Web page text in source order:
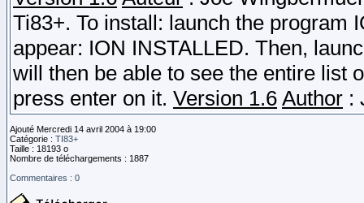
Ti83+. To install: launch the program
appear: ION INSTALLED. Then,
will then be able to see the entire list
press enter on it. Version 1.6 Author :
Ajouté Mercredi 14 avril 2004 à 19:00
Catégorie : TI83+
Taille : 18193 o
Nombre de téléchargements : 1887
Commentaires : 0